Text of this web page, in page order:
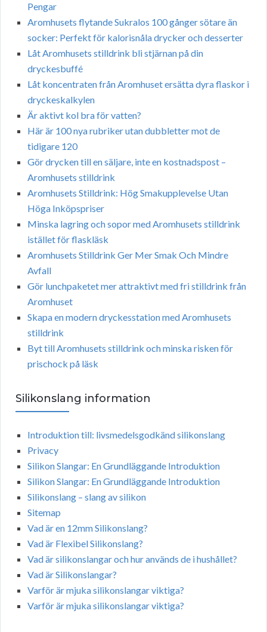
Pengar
Aromhusets flytande Sukralos 100 gånger sötare än
socker: Perfekt för kalorisnåla drycker och desserter
Låt Aromhusets stilldrink bli stjärnan på din
dryckesbuffé
Låt koncentraten från Aromhuset ersätta dyra flaskor i
dryckeskalkylen
Är aktivt kol bra för vatten?
Här är 100 nya rubriker utan dubbletter mot de
tidigare 120
Gör drycken till en säljare, inte en kostnadspost –
Aromhusets stilldrink
Aromhusets Stilldrink: Hög Smakupplevelse Utan
Höga Inköpspriser
Minska lagring och sopor med Aromhusets stilldrink
istället för flaskläsk
Aromhusets Stilldrink Ger Mer Smak Och Mindre
Avfall
Gör lunchpaketet mer attraktivt med fri stilldrink från
Aromhuset
Skapa en modern dryckesstation med Aromhusets
stilldrink
Byt till Aromhusets stilldrink och minska risken för
prischock på läsk
Silikonslang information
Introduktion till: livsmedelsgodkänd silikonslang
Privacy
Silikon Slangar: En Grundläggande Introduktion
Silikon Slangar: En Grundläggande Introduktion
Silikonslang – slang av silikon
Sitemap
Vad är en 12mm Silikonslang?
Vad är Flexibel Silikonslang?
Vad är silikonslangar och hur används de i hushållet?
Vad är Silikonslangar?
Varför är mjuka silikonslangar viktiga?
Varför är mjuka silikonslangar viktiga?